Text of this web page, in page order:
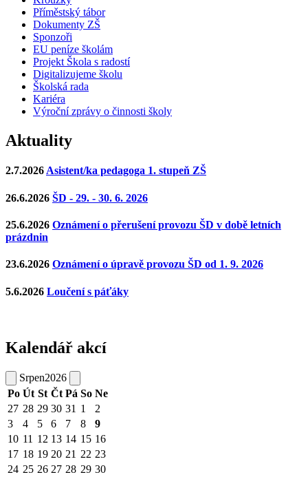
Příměstský tábor
Dokumenty ZŠ
Sponzoři
EU peníze školám
Projekt Škola s radostí
Digitalizujeme školu
Školská rada
Kariéra
Výroční zprávy o činnosti školy
Aktuality
2.7.2026Asistent/ka pedagoga 1. stupeň ZŠ
26.6.2026 ŠD - 29. - 30. 6. 2026
25.6.2026 Oznámení o přerušení provozu ŠD v době letních
prázdnin
23.6.2026 Oznámení o úpravě provozu ŠD od 1. 9. 2026
5.6.2026 Loučení s páťáky
Kalendář akcí
Srpen2026
Po Út St Čt Pá So Ne
27 28 29 30 31 1
2
3
4 5 6 7 8
9
10 11 12 13 14 15 16
17 18 19 20 21 22 23
24 25 26 27 28 29 30